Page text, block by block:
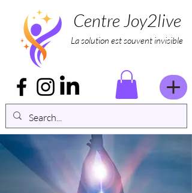
Centre Joy2live
La solution est souvent invisible